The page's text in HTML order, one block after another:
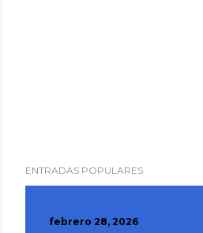
ENTRADAS POPULARES
febrero 28, 2026